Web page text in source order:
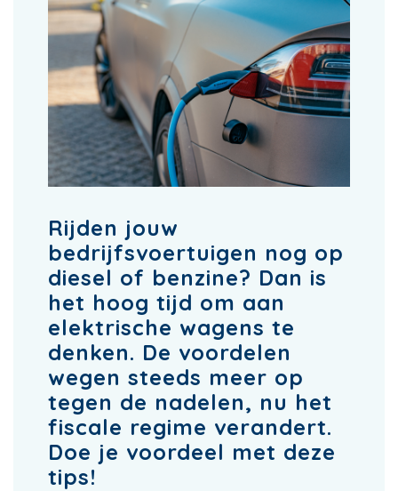
Rijden jouw
bedrijfsvoertuigen nog op
diesel of benzine? Dan is
het hoog tijd om aan
elektrische wagens te
denken. De voordelen
wegen steeds meer op
tegen de nadelen, nu het
fiscale regime verandert.
Doe je voordeel met deze
tips!